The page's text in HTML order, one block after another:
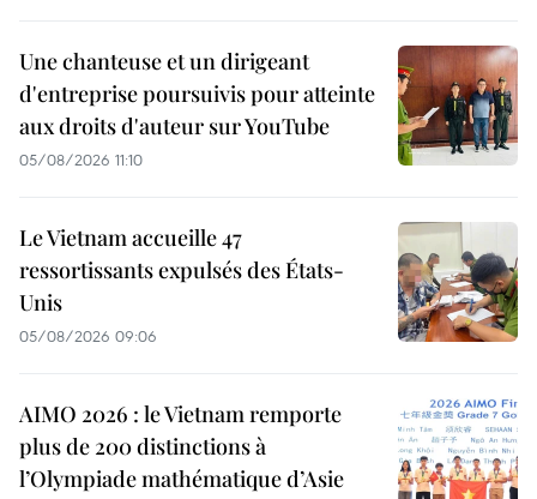
Une chanteuse et un dirigeant
d'entreprise poursuivis pour atteinte
aux droits d'auteur sur YouTube
05/08/2026 11:10
Le Vietnam accueille 47
ressortissants expulsés des États-
Unis
05/08/2026 09:06
AIMO 2026 : le Vietnam remporte
plus de 200 distinctions à
l’Olympiade mathématique d’Asie